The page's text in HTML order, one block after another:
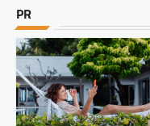
PR